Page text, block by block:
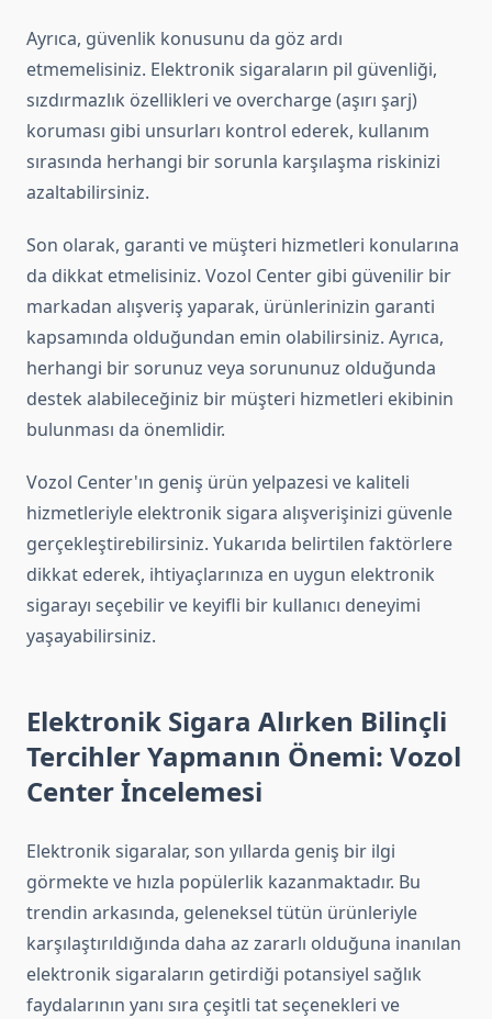
Ayrıca, güvenlik konusunu da göz ardı
etmemelisiniz. Elektronik sigaraların pil güvenliği,
sızdırmazlık özellikleri ve overcharge (aşırı şarj)
koruması gibi unsurları kontrol ederek, kullanım
sırasında herhangi bir sorunla karşılaşma riskinizi
azaltabilirsiniz.
Son olarak, garanti ve müşteri hizmetleri konularına
da dikkat etmelisiniz. Vozol Center gibi güvenilir bir
markadan alışveriş yaparak, ürünlerinizin garanti
kapsamında olduğundan emin olabilirsiniz. Ayrıca,
herhangi bir sorunuz veya sorununuz olduğunda
destek alabileceğiniz bir müşteri hizmetleri ekibinin
bulunması da önemlidir.
Vozol Center'ın geniş ürün yelpazesi ve kaliteli
hizmetleriyle elektronik sigara alışverişinizi güvenle
gerçekleştirebilirsiniz. Yukarıda belirtilen faktörlere
dikkat ederek, ihtiyaçlarınıza en uygun elektronik
sigarayı seçebilir ve keyifli bir kullanıcı deneyimi
yaşayabilirsiniz.
Elektronik Sigara Alırken Bilinçli
Tercihler Yapmanın Önemi: Vozol
Center İncelemesi
Elektronik sigaralar, son yıllarda geniş bir ilgi
görmekte ve hızla popülerlik kazanmaktadır. Bu
trendin arkasında, geleneksel tütün ürünleriyle
karşılaştırıldığında daha az zararlı olduğuna inanılan
elektronik sigaraların getirdiği potansiyel sağlık
faydalarının yanı sıra çeşitli tat seçenekleri ve